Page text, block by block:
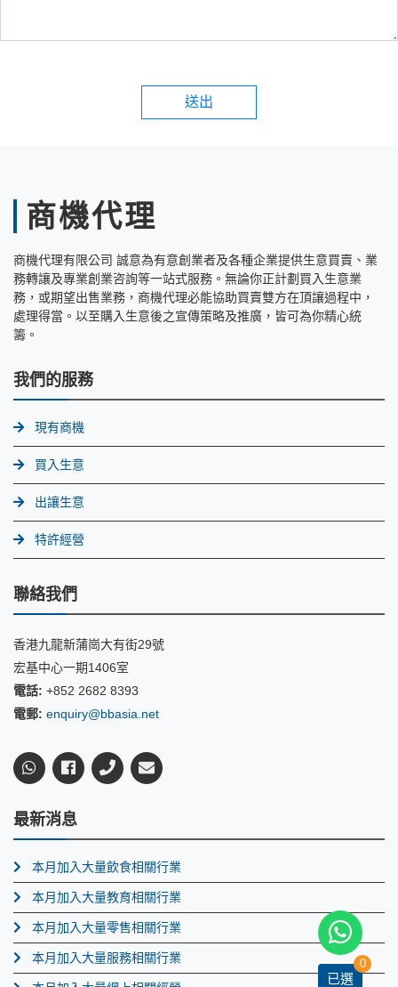
送出
商機代理
商機代理有限公司 誠意為有意創業者及各種企業提供生意買賣、業
務轉讓及專業創業咨詢等一站式服務。無論你正計劃買入生意業
務，或期望出售業務，商機代理必能協助買賣雙方在頂讓過程中，
處理得當。以至購入生意後之宣傳策略及推廣，皆可為你精心統
籌。
我們的服務
現有商機
買入生意
出讓生意
特許經營
聯絡我們
香港九龍新蒲崗大有街29號
宏基中心一期1406室
電話: +852 2682 8393
電郵: enquiry@bbasia.net
最新消息
本月加入大量飲食相關行業
本月加入大量教育相關行業
本月加入大量零售相關行業
本月加入大量服務相關行業
已選
0